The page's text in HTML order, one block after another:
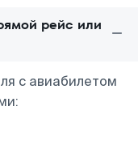
рейс или
с авиабилетом